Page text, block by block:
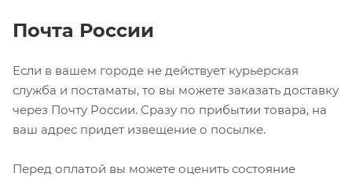
Почта России
Если в вашем городе не действует курьерская
служба и постаматы, то вы можете заказать доставку
через Почту России. Сразу по прибытии товара, на
ваш адрес придет извещение о посылке.
Перед оплатой вы можете оценить состояние